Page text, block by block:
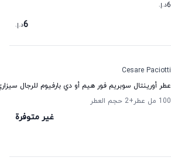
6د.إ.
6د.إ.
Cesare Paciotti
عطر أورينتال سوبريم فور هيم أو دي بارفيوم للرجال
100 مل عطر
+2 حجم العطر
غير متوفرة